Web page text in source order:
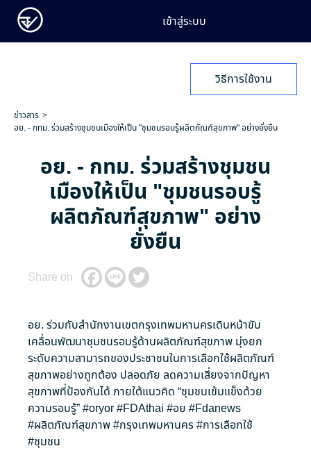
เข้าสู่ระบบ
วิธีการใช้งาน
ข่าวสาร
อย. - กทม. ร่วมสร้างชุมชนเมืองให้เป็น "ชุมชนรอบรู้ผลิตภัณฑ์สุขภาพ" อย่างยั่งยืน
อย. - กทม. ร่วมสร้างชุมชน
เมืองให้เป็น "ชุมชนรอบรู้
ผลิตภัณฑ์สุขภาพ" อย่าง
ยั่งยืน
Share on
อย. ร่วมกับสำนักงานเขตกรุงเทพมหานครเดินหน้าขับ
เคลื่อนพัฒนาชุมชนรอบรู้ด้านผลิตภัณฑ์สุขภาพ มุ่งยก
ระดับความสามารถของประชาชนในการเลือกใช้ผลิตภัณฑ์
สุขภาพอย่างถูกต้อง ปลอดภัย ลดความเสี่ยงจากปัญหา
สุขภาพที่ป้องกันได้ ภายใต้แนวคิด “ชุมชนเข้มแข็งด้วย
ความรอบรู้”#oryor#FDAthai #อย #Fdanews
#ผลิตภัณฑ์สุขภาพ#กรุงเทพมหานคร#การเลือกใช้
#ชุมชน